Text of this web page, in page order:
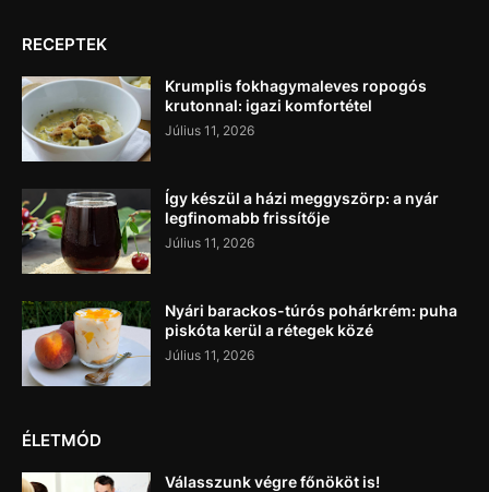
RECEPTEK
Krumplis fokhagymaleves ropogós
krutonnal: igazi komfortétel
Július 11, 2026
Így készül a házi meggyszörp: a nyár
legfinomabb frissítője
Július 11, 2026
Nyári barackos-túrós pohárkrém: puha
piskóta kerül a rétegek közé
Július 11, 2026
ÉLETMÓD
Válasszunk végre főnököt is!